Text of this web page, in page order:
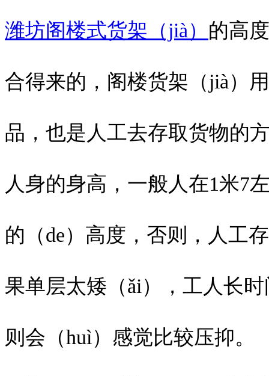
潍坊阁楼式货架（jià） 的高
合得来的，阁楼货架（jià）
品，也是人工去存取货物的
人身的身高，一般人在1米7
的（de）高度，否则，人工
果单层太矮（ǎi），工人长
则会（huì）感觉比较压抑。